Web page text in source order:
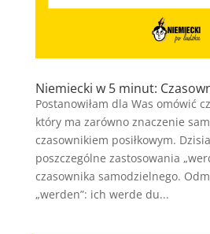
Niemiecki w 5 minut:
Postanowiłam dla Was omówić
który ma zarówno znaczenie
czasownikiem posiłkowym.
poszczególne zastosowania
czasownika samodzielnego.
„werden”: ich werde du...